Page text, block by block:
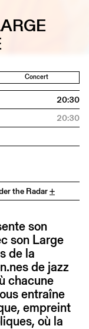
Concert
20:30
20:30
the Radar+
son
son Large
de la
de jazz
chacune
entraîne
empreint
où la